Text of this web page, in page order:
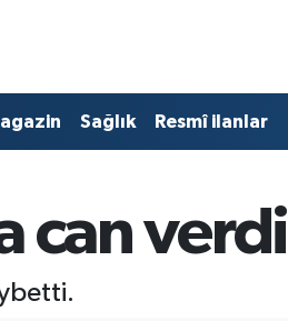
Sağlık Resmî ilanlar
can verdi